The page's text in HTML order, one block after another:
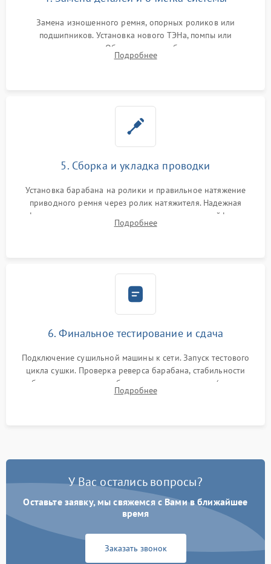
Замена изношенного ремня, опорных роликов или
подшипников. Установка нового ТЭНа, помпы или
термодатчиков. Обязательная глубокая очистка
конденсатора, крыльчатки вентилятора и воздуховодов от
Подробнее
5. Сборка и укладка проводки
Установка барабана на ролики и правильное натяжение
приводного ремня через ролик натяжителя. Надежная
фиксация всех узлов, подключение клемм и шлейфов к
модулю управления. Монтаж корпусных панелей, люка и
Подробнее
6. Финальное тестирование и сдача
Подключение сушильной машины к сети. Запуск тестового
цикла сушки. Проверка реверса барабана, стабильности
набора температуры, работы дренажного насоса (откачка
конденсата) и отсутствия посторонних скрипов, стуков или
Подробнее
У Вас остались вопросы?
Оставьте заявку, мы свяжемся с Вами в ближайшее
время
Заказать звонок